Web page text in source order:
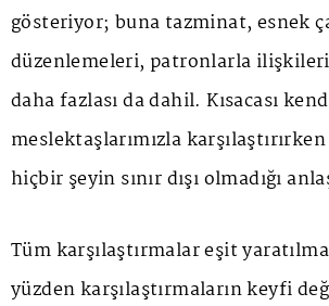
gösteriyor; buna tazminat, esnek
düzenlemeleri, patronlarla
daha fazlası da dahil. Kısacası
meslektaşlarımızla
hiçbir şeyin sınır dışı olmadığı
Tüm karşılaştırmalar eşit
yüzden karşılaştırmaların keyfi